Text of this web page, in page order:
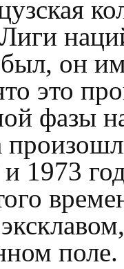
он
это
фазы
1973
поле.